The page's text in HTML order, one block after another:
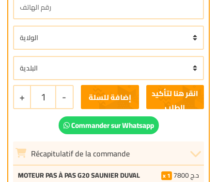
+ 1 - إضافة للسلة
Commander sur Whatsapp
Récapitulatif de la commande
MOTEUR PAS À PAS G20 SAUNIER DUVAL 1 7800د.ج